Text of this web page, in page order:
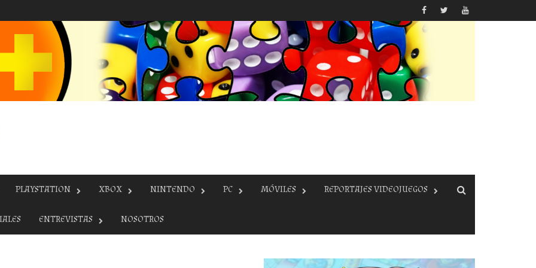
PLAYSTATION XBOX NINTENDO PC MÓVILES REPORTAJES VIDEOJUEGOS
ENTREVISTAS NOSOTROS